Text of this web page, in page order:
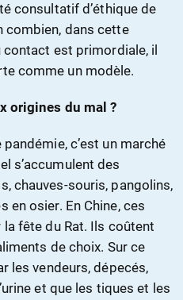
consultatif d’éthique de
combien, dans cette
est primordiale, il
comme un modèle.
origines du mal ?
c’est un marché
s’accumulent des
chauves-souris, pangolins,
en osier. En Chine, ces
fête du Rat. Ils coûtent
de choix. Sur ce
les vendeurs, dépecés,
et que les tiques et les